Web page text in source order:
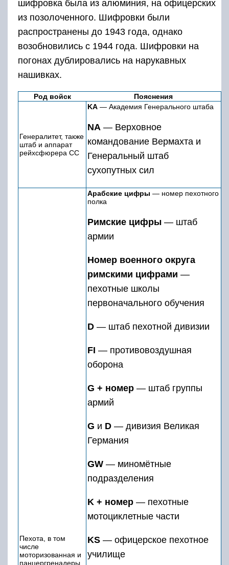
шифровка была из алюминия, на офицерских
из позолоченного. Шифровки были
распространены до 1943 года, однако
возобновились с 1944 года. Шифровки на
погонах дублировались на нарукавных
нашивках.
Род войск Пояснения
Генералитет, также
штаб и аппарат
рейхсфюрера СС
KA — Академия Генерального штаба
NA — Верховное
командование Вермахта и
Генеральный штаб
сухопутных сил
Пехота, в том
числе
моторизованная и
панцергренадеры
Арабские цифры — номер пехотного
полка
Римские цифры — штаб
армии
Номер военного округа
римскими цифрами —
пехотные школы
первоначального обучения
D — штаб пехотной дивизии
FI — противовоздушная
оборона
G + номер — штаб группы
армий
G и D — дивизия Великая
Германия
GW — миномётные
подразделения
K + номер — пехотные
мотоциклетные части
KS — офицерское пехотное
училище